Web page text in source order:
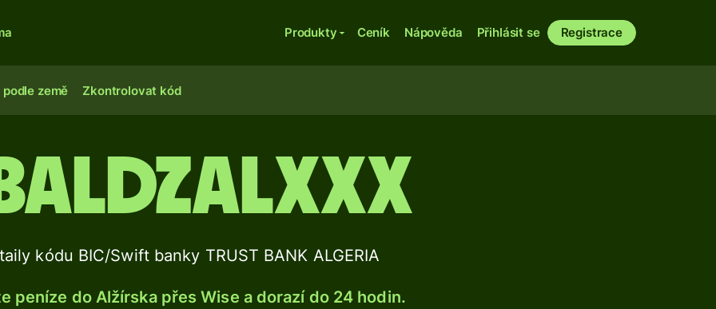
Produkty Ceník Nápověda Přihlásit se Registrace
země Zkontrolovat kód
kódu BIC/Swift banky TRUST BANK ALGERIA
peníze do Alžírska přes Wise a dorazí do 24 hodin.